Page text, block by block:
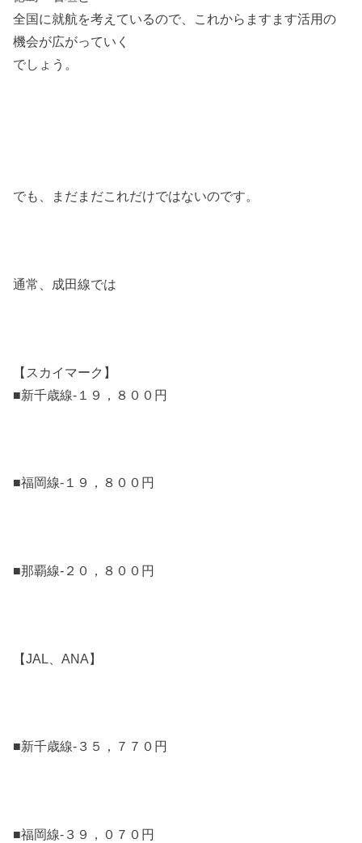
全国に就航を考えているので、これからますます活用の
機会が広がっていく
でしょう。
でも、まだまだこれだけではないのです。
通常、成田線では
【スカイマーク】
■新千歳線-１９，８００円
■福岡線-１９，８００円
■那覇線-２０，８００円
【JAL、ANA】
■新千歳線-３５，７７０円
■福岡線-３９，０７０円